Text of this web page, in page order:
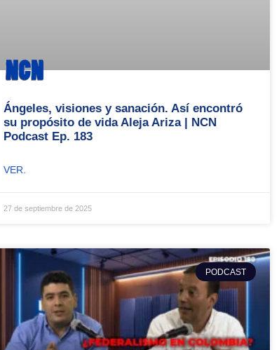
Ángeles, visiones y sanación. Así encontró
su propósito de vida Aleja Ariza | NCN
Podcast Ep. 183
VER.
27 de septiembre de 2025
PODCAST